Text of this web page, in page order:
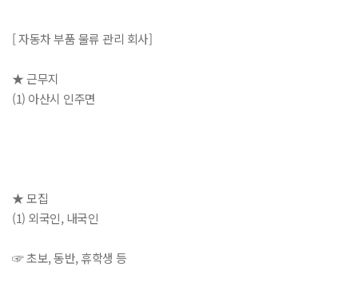
[ 자동차 부품 물류 관리 회사]
★ 근무지
(1) 아산시 인주면
★ 모집
(1) 외국인, 내국인
☞ 초보, 동반, 휴학생 등